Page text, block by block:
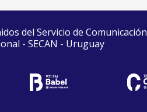
del Servicio de Comunicación
- SECAN - Uruguay